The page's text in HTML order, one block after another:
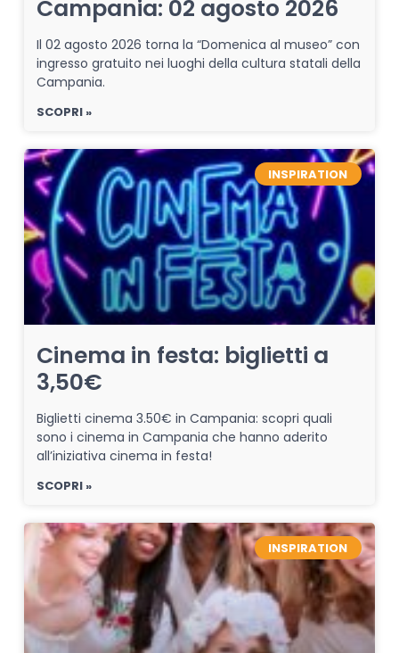
Campania: 02 agosto 2026
Il 02 agosto 2026 torna la “Domenica al museo” con
ingresso gratuito nei luoghi della cultura statali della
Campania.
SCOPRI »
INSPIRATION
Cinema in festa: biglietti a
3,50€
Biglietti cinema 3.50€ in Campania: scopri quali
sono i cinema in Campania che hanno aderito
all’iniziativa cinema in festa!
SCOPRI »
INSPIRATION